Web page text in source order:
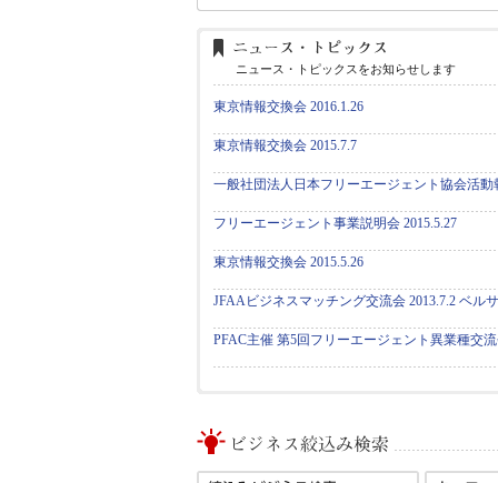
ニュース・トピックスをお知らせします
東京情報交換会 2016.1.26
東京情報交換会 2015.7.7
一般社団法人日本フリーエージェント協会活動
フリーエージェント事業説明会 2015.5.27
東京情報交換会 2015.5.26
JFAAビジネスマッチング交流会 2013.7.2 ベル
PFAC主催 第5回フリーエージェント異業種交流